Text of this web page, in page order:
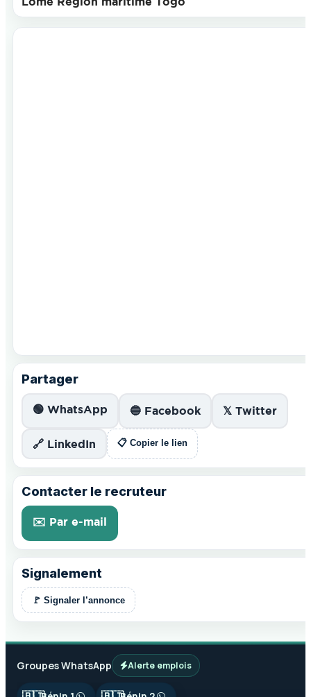
Partager
🟢 WhatsApp 🔵 Facebook 𝕏 Twitter
🔗 LinkedIn 📋 Copier le lien
Contacter le recruteur
✉️ Par e-mail
Signalement
🚩 Signaler l’annonce
Groupes WhatsApp Alerte emplois